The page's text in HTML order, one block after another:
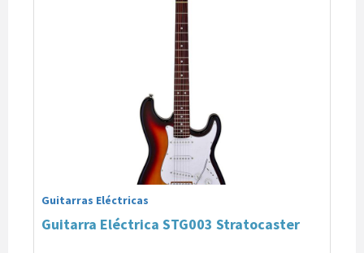
Guitarras Eléctricas
Guitarra Eléctrica STG003 Stratocaster